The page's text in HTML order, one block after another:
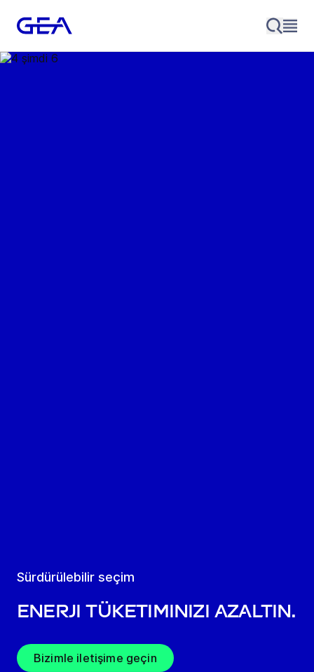
Sürdürülebilir seçim
Enerji tüketiminizi azaltın.
Bizimle iletişime geçin